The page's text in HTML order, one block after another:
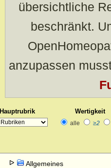
übersichtliche
beschränkt.
anzupassen
Hauptrubrik Wertigkeit
alle ≥2
Allgemeines